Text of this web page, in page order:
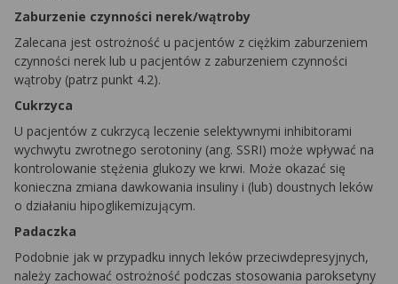
Zaburzenie czynności nerek/wątroby
Zalecana jest ostrożność u pacjentów z ciężkim zaburzeniem
czynności nerek lub u pacjentów z zaburzeniem czynności
wątroby (patrz punkt 4.2).
Cukrzyca
U pacjentów z cukrzycą leczenie selektywnymi inhibitorami
wychwytu zwrotnego serotoniny (ang. SSRI) może wpływać na
kontrolowanie stężenia glukozy we krwi. Może okazać się
konieczna zmiana dawkowania insuliny i (lub) doustnych leków
o działaniu hipoglikemizującym.
Padaczka
Podobnie jak w przypadku innych leków przeciwdepresyjnych,
należy zachować ostrożność podczas stosowania paroksetyny